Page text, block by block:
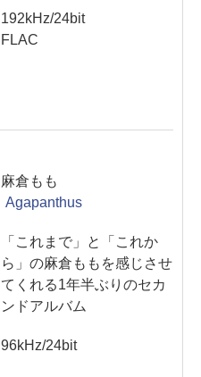
192kHz/24bit
FLAC
麻倉もも
Agapanthus
「これまで」と「これか
ら」の麻倉ももを感じさせ
てくれる1年半ぶりのセカ
ンドアルバム
96kHz/24bit